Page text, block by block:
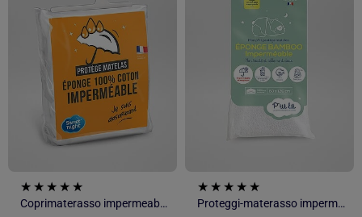
Coprimaterasso impermeabile in spugna
Proteggi-materasso impermeabile per bebè